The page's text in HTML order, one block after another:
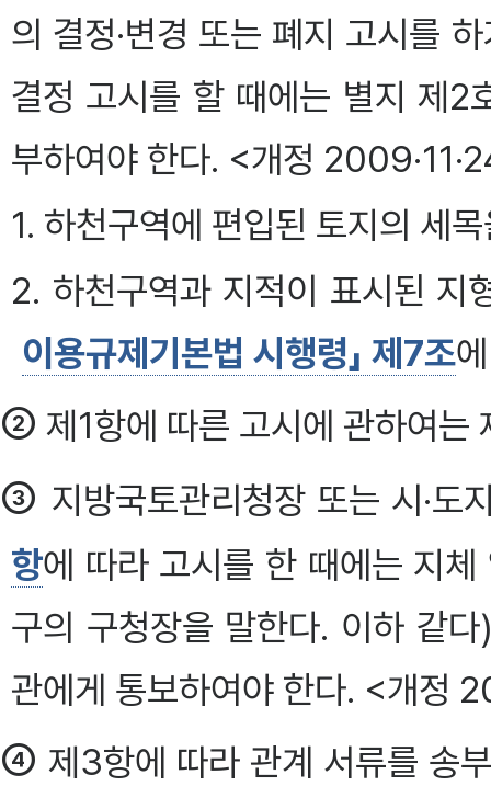
의 결정·변경 또는 폐지 고시를
결정 고시를 할 때에는 별지 제2
부하여야 한다. <개정
1. 하천구역에 편입된 토지의 세
2. 하천구역과 지적이 표시된
이용규제기본법 시행령」 제7조
② 제1항에 따른 고시에 관하여
③ 지방국토관리청장 또는 시·도
항에 따라 고시를 한 때에는 지체
구의 구청장을 말한다. 이하 같
관에게 통보하여야 한다. <개정
④ 제3항에 따라 관계 서류를 송